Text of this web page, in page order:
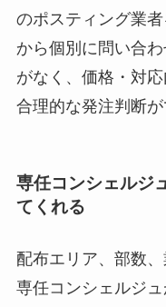
のポスティング業
から個別に問い合
がなく、価格・対
合理的な発注判断が
専任コンシェルジ
てくれる
配布エリア、部数
専任コンシェルジュ